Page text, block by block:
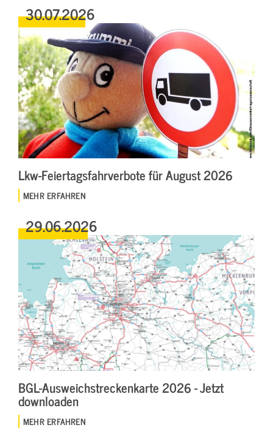
30.07.2026
Lkw-Feiertagsfahrverbote für August 2026
MEHR ERFAHREN
29.06.2026
BGL-Ausweichstreckenkarte 2026 - Jetzt
downloaden
MEHR ERFAHREN